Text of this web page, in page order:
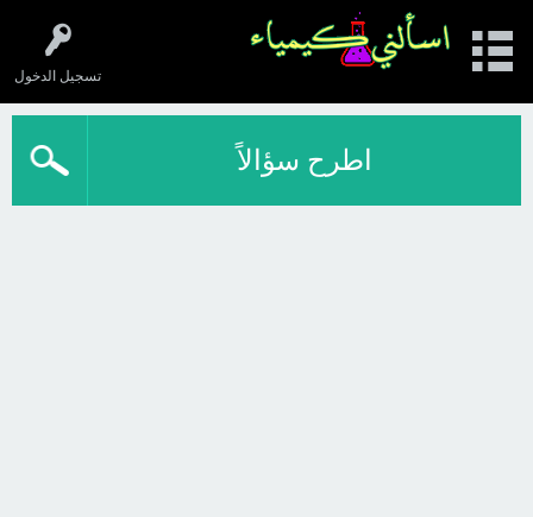
تسجيل الدخول
اطرح سؤالاً